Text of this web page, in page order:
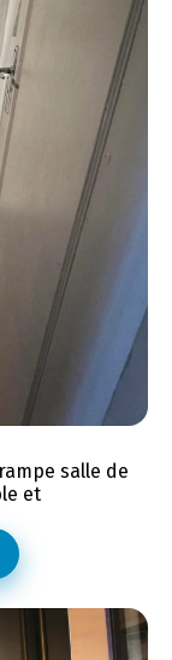
salle de
et